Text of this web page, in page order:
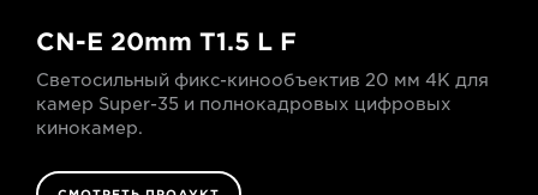
CN-E 20mm T1.5 L F
Светосильный фикс-кинообъектив 20 мм 4K для
камер Super-35 и полнокадровых цифровых
кинокамер.